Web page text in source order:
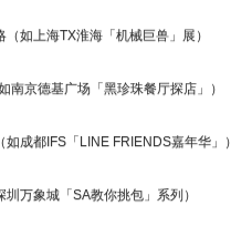
如上海TX淮海「机械巨兽」展）
京德基广场「黑珍珠餐厅探店」）
都IFS「LINE FRIENDS嘉年华」）
万象城「SA教你挑包」系列）